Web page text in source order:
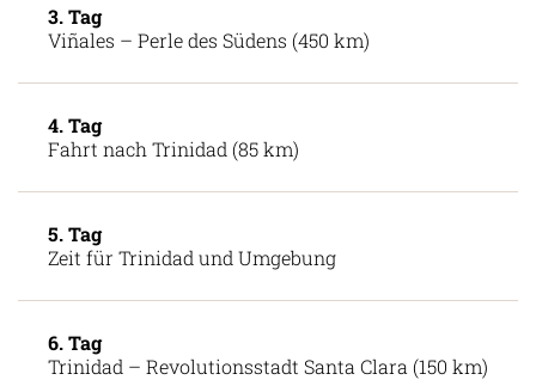
3. Tag
Viñales – Perle des Südens (450 km)
4. Tag
Fahrt nach Trinidad (85 km)
5. Tag
Zeit für Trinidad und Umgebung
6. Tag
Trinidad – Revolutionsstadt Santa Clara (150 km)